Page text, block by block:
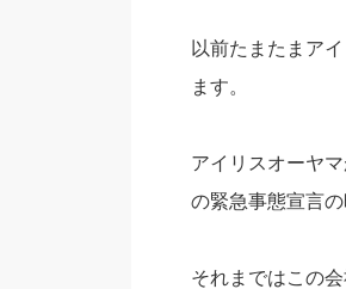
以前たまたまア
ます。
アイリスオーヤ
の緊急事態宣言
それまではこの